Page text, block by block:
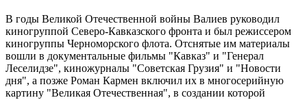
В годы Великой Отечественной войны Валиев руководил
киногруппой Северо-Кавказского фронта и был режиссером
киногруппы Черноморского флота. Отснятые им материалы
вошли в документальные фильмы "Кавказ" и "Генерал
Леселидзе", киножурналы "Советская Грузия" и "Новости
дня", а позже Роман Кармен включил их в многосерийную
картину "Великая Отечественная", в создании которой